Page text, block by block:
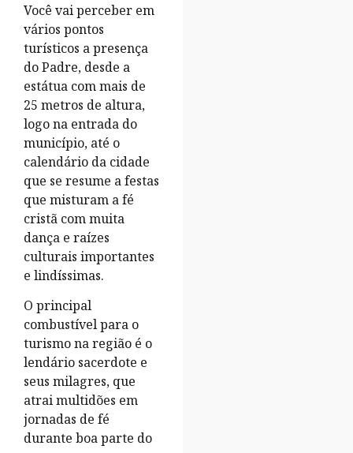
Você vai perceber em
vários pontos
turísticos a presença
do Padre, desde a
estátua com mais de
25 metros de altura,
logo na entrada do
município, até o
calendário da cidade
que se resume a festas
que misturam a fé
cristã com muita
dança e raízes
culturais importantes
e lindíssimas.
O principal
combustível para o
turismo na região é o
lendário sacerdote e
seus milagres, que
atrai multidões em
jornadas de fé
durante boa parte do